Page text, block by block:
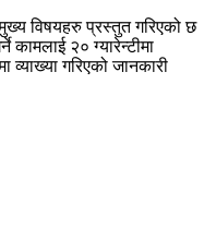
विषयहरु प्रस्तुत गरिएको छ
कामलाई २० ग्यारेन्टीमा
गरिएको जानकारी